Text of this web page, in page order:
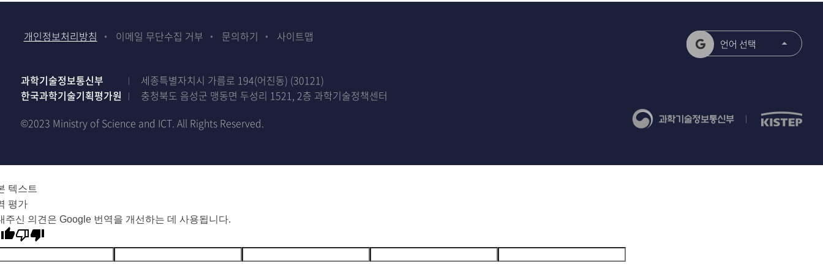
개인정보처리방침 이메일 무단수집 거부 문의하기 사이트맵
언어 선택
과학기술정보통신부
세종특별자치시 가름로 194(어진동) (30121)
한국과학기술기획평가원
충청북도 음성군 맹동면 두성리 1521, 2층 과학기술정책센터
©2023 Ministry of Science and ICT. All Rights Reserved.
텍스트
평가
주신 의견은 Google 번역을 개선하는 데 사용됩니다.